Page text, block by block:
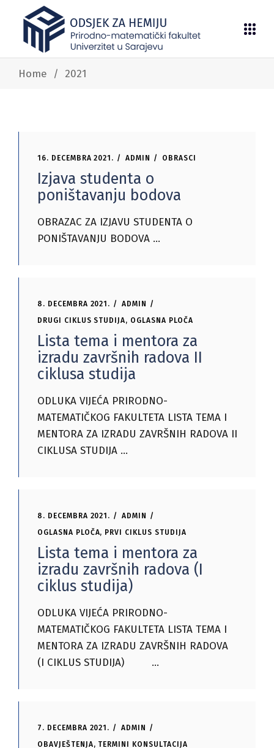
Home / 2021
16. DECEMBRA 2021. ADMIN OBRASCI
Izjava studenta o
poništavanju bodova
OBRAZAC ZA IZJAVU STUDENTA O
PONIŠTAVANJU BODOVA
8. DECEMBRA 2021.
ADMIN
DRUGI CIKLUS STUDIJA, OGLASNA PLOČA
Lista tema i mentora za
izradu završnih radova II
ciklusa studija
ODLUKA VIJEĆA PRIRODNO-
MATEMATIČKOG FAKULTETA LISTA TEMA I
MENTORA ZA IZRADU ZAVRŠNIH RADOVA II
CIKLUSA STUDIJA
8. DECEMBRA 2021.
ADMIN
OGLASNA PLOČA, PRVI CIKLUS STUDIJA
Lista tema i mentora za
izradu završnih radova (I
ciklus studija)
ODLUKA VIJEĆA PRIRODNO-
MATEMATIČKOG FAKULTETA LISTA TEMA I
MENTORA ZA IZRADU ZAVRŠNIH RADOVA
(I CIKLUS STUDIJA)
7. DECEMBRA 2021.
ADMIN
OBAVJEŠTENJA, TERMINI KONSULTACIJA